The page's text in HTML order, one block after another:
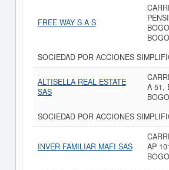
FREE WAY S A S
SOCIEDAD POR ACCIONES
ALTISELLA REAL ESTATE
SAS
A 51,
SOCIEDAD POR ACCIONES
INVER FAMILIAR MAFI SAS
AP